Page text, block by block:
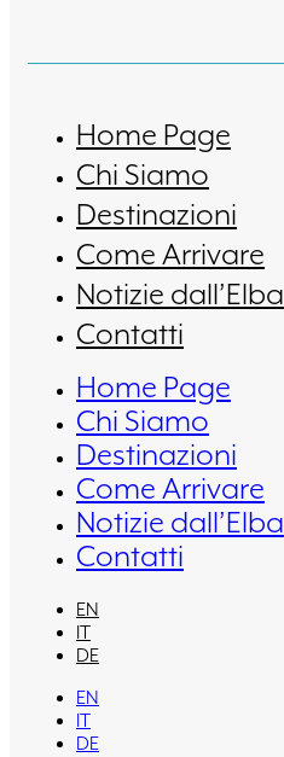
Home Page
Chi Siamo
Destinazioni
Come Arrivare
Notizie dall’Elba
Contatti
Home Page
Chi Siamo
Destinazioni
Come Arrivare
Notizie dall’Elba
Contatti
EN
IT
DE
EN
IT
DE